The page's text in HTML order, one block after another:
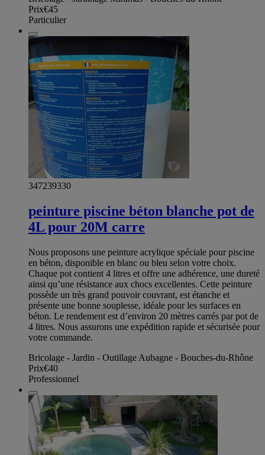
Prix€45
Particulier
347239330
peinture piscine béton blanche pot de
4L pour 20M carre
Nous proposons une peinture acrylique spéciale pour piscine
en béton, disponible en blanc ou bleu selon votre choix.
Chaque pot contient 4 litres et offre une adhérence, une dureté
ainsi qu’une résistance aux chocs excellentes. Cette peinture
possède un très grand pouvoir couvrant, est étanche et
présente une bonne souplesse, idéale pour les surfaces en
béton. Le rendement est d’environ 20 mètres carrés par pot de
4 litres. Nous assurons une expédition rapide et sécurisée pour
votre commande.
Bricolage - Jardin - Outillage Aubagne - Bouches-du-Rhône
Prix€40
Professionnel